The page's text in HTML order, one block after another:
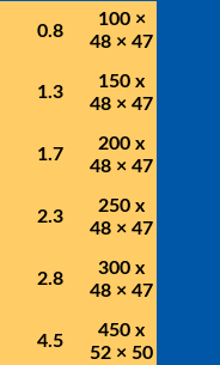
0.8
100 ×
48 × 47
1.3
150 x
48 × 47
1.7
200 x
48 × 47
2.3
250 x
48 × 47
2.8
300 x
48 × 47
4.5
450 x
52 × 50